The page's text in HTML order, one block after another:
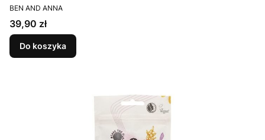
PRODUCENT
BEN AND ANNA
Cena
39,90 zł
Do koszyka